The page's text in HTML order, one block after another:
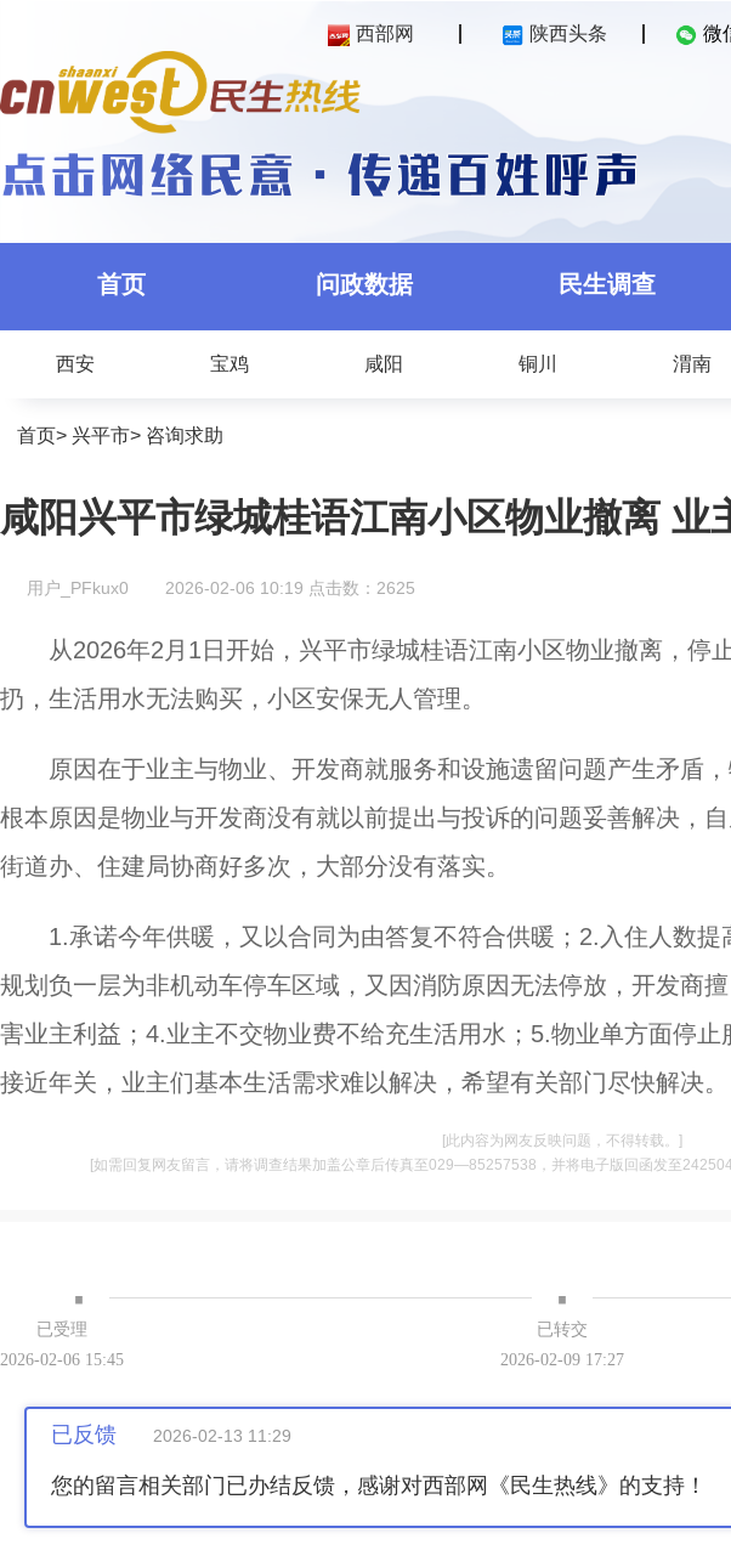
西部网 陕西头条 微
首页 问政数据 民生调查
西安 宝鸡 咸阳 铜川 渭南
首页> 兴平市> 咨询求助
咸阳兴平市绿城桂语江南小区物业撤离 业
用户_PFkux0 2026-02-06 10:19 点击数： 2625
从2026年2月1日开始，兴平市绿城桂语江南小区物业撤离，停
扔，生活用水无法购买，小区安保无人管理。
原因在于业主与物业、开发商就服务和设施遗留问题产生矛盾
根本原因是物业与开发商没有就以前提出与投诉的问题妥善解决，
街道办、住建局协商好多次，大部分没有落实。
1.承诺今年供暖，又以合同为由答复不符合供暖；2.入住人数
规划负一层为非机动车停车区域，又因消防原因无法停放，开发商
害业主利益；4.业主不交物业费不给充生活用水；5.物业单方面停止
接近年关，业主们基本生活需求难以解决，希望有关部门尽快解决。
[此内容为网友反映问题，不得转载。]
[如需回复网友留言，请将调查结果加盖公章后传真至029—85257538，并将电子版回函发至
· ·
已受理
2026-02-06 15:45
已转交
2026-02-09 17:27
已反馈 2026-02-13 11:29
您的留言相关部门已办结反馈，感谢对西部网《民生热线》的支持！